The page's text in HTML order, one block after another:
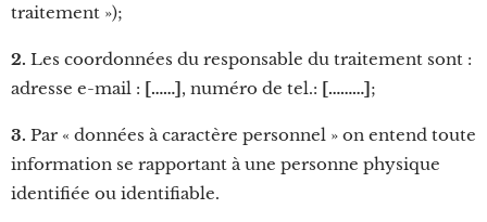
traitement »);
2. Les coordonnées du responsable du traitement sont :
adresse e-mail : [……], numéro de tel.: [………];
3. Par « données à caractère personnel » on entend toute
information se rapportant à une personne physique
identifiée ou identifiable.